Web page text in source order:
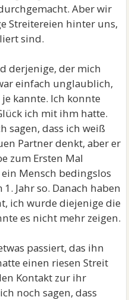
Aber wir
Streitereien hinter uns,
sind.
derjenige, der mich
einfach unglaublich,
kannte. Ich konnte
ich mit ihm hatte.
sagen, dass ich weiß
Partner denkt, aber er
zum Ersten Mal
Mensch bedingslos
Jahr so. Danach haben
ich wurde diejenige die
es nicht mehr zeigen.
passiert, das ihn
einen riesen Streit
Kontakt zur ihr
noch sagen, dass